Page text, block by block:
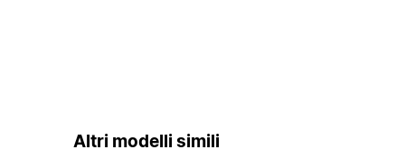
Altri modelli simili